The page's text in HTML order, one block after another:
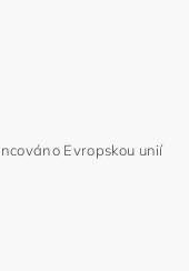
Evropskou unií